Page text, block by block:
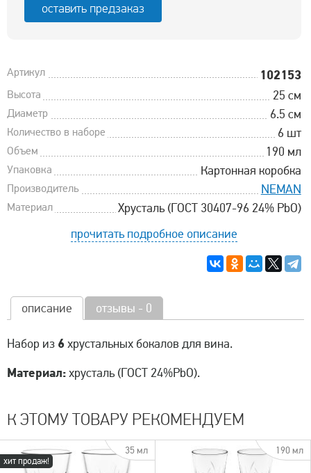
оставить предзаказ
Артикул 102153
Высота 25 см
Диаметр 6.5 см
Количество в наборе 6 шт
Объем 190 мл
Упаковка Картонная коробка
Производитель NEMAN
Материал
Хрусталь (ГОСТ 30407-96 24% PbO)
прочитать подробное описание
описание отзывы - 0
Набор из 6 хрустальных бокалов для вина.
Материал:хрусталь (ГОСТ 24%PbO).
К ЭТОМУ ТОВАРУ РЕКОМЕНДУЕМ
хит продаж!
35 мл 190 мл